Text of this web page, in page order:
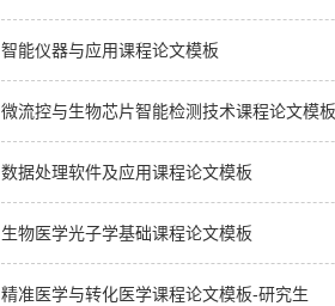
智能仪器与应用课程论文模板
微流控与生物芯片智能检测技术课程论文模板
数据处理软件及应用课程论文模板
生物医学光子学基础课程论文模板
精准医学与转化医学课程论文模板-研究生